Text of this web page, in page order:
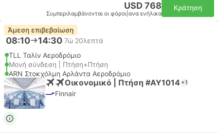
USD 768
Συμπεριλαμβάνονται οι φόροι ανα ενήλικα
Κράτηση
Άμεση επιβεβαίωση
08:10 14:30 7ώ 20λεπτά
TLL Ταλίν Αεροδρόμιο
Μονή σύνδεση | Πτήση+Πτήση
ARN Στοκχόλμη Αρλάντα Αεροδρόμιο
Οικονομικό | Πτήση #AY1014 +1
Finnair